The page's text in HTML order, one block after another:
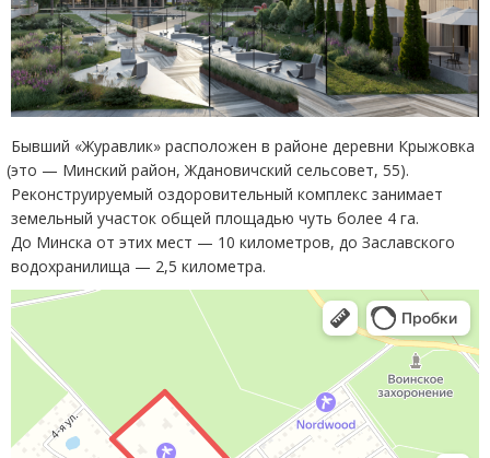
Бывший «Журавлик» расположен в районе деревни Крыжовка
(это — Минский район, Ждановичский сельсовет, 55).
Реконструируемый оздоровительный комплекс занимает
земельный участок общей площадью чуть более 4 га.
До Минска от этих мест — 10 километров, до Заславского
водохранилища — 2,5 километра.